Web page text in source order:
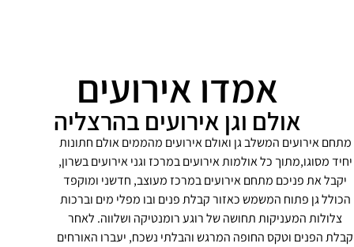
אמדו אירועים
אולם וגן אירועים בהרצליה
מתחם אירועים המשלב גן ואולם אירועים מהממים אולם חתונות
יחיד מסוגו,מתוך כל אולמות אירועים במרכז וגני אירועים בשרון,
יקבל את פניכם מתחם אירועים במרכז מעוצב, חדשני ומוקפד
הכולל גן פתוח המשמש כאזור קבלת פנים ובו מפלי מים וברכות
צלולות המעניקות תחושה של רוגע רומנטיקה ושלווה. לאחר
קבלת הפנים וטקס החופה המרגש והבלתי נשכח, יעברו האורחים